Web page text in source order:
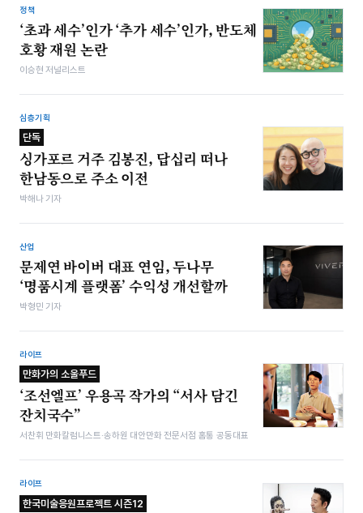
정책
‘초과 세수’인가 ‘추가 세수’인가, 반도체
호황 재원 논란
이승현 저널리스트
심층기획
단독
싱가포르 거주 김봉진, 답십리 떠나
한남동으로 주소 이전
박해나 기자
산업
문제연 바이버 대표 연임, 두나무
‘명품시계 플랫폼’ 수익성 개선할까
박형민 기자
라이프
만화가의 소울푸드
‘조선엘프’ 우용곡 작가의 “서사 담긴
잔치국수”
서찬휘 만화칼럼니스트·송하원 대안만화 전문서점 홈통 공동대표
라이프
한국미술응원프로젝트 시즌12